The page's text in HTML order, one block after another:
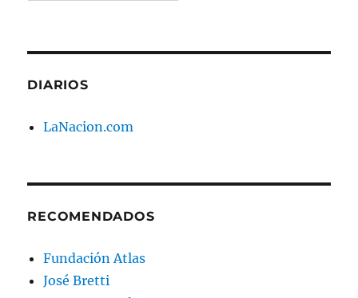
DIARIOS
LaNacion.com
RECOMENDADOS
Fundación Atlas
José Bretti